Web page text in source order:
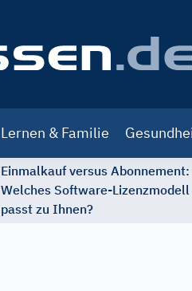
Lernen & Familie
Einmalkauf versus Abonnement:
Welches Software-Lizenzmodell
passt zu Ihnen?